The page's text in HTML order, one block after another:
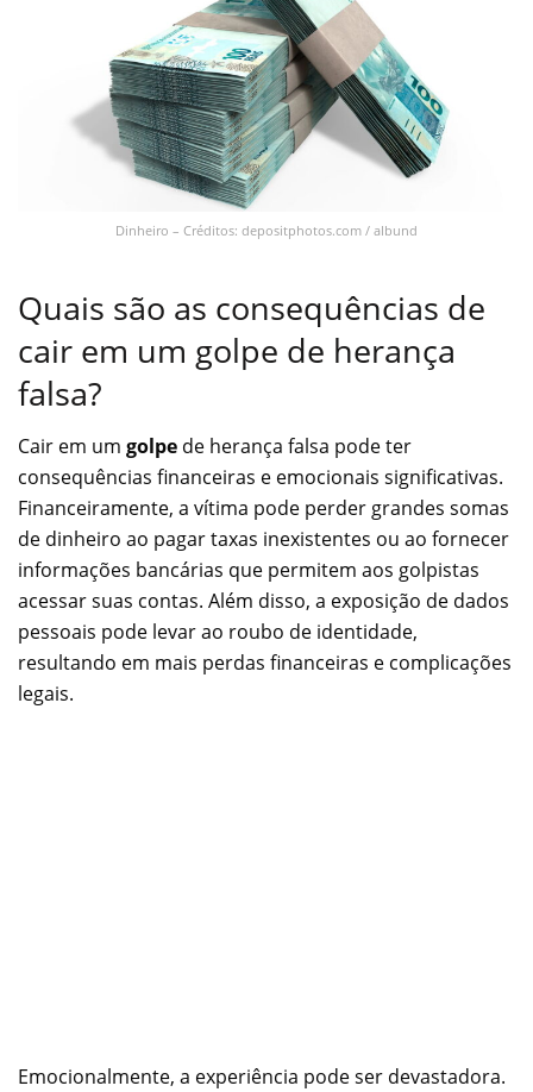
Dinheiro – Créditos: depositphotos.com / albund
Quais são as consequências de
cair em um golpe de herança
falsa?
Cair em um golpe de herança falsa pode ter
consequências financeiras e emocionais significativas.
Financeiramente, a vítima pode perder grandes somas
de dinheiro ao pagar taxas inexistentes ou ao fornecer
informações bancárias que permitem aos golpistas
acessar suas contas. Além disso, a exposição de dados
pessoais pode levar ao roubo de identidade,
resultando em mais perdas financeiras e complicações
legais.
Emocionalmente, a experiência pode ser devastadora.